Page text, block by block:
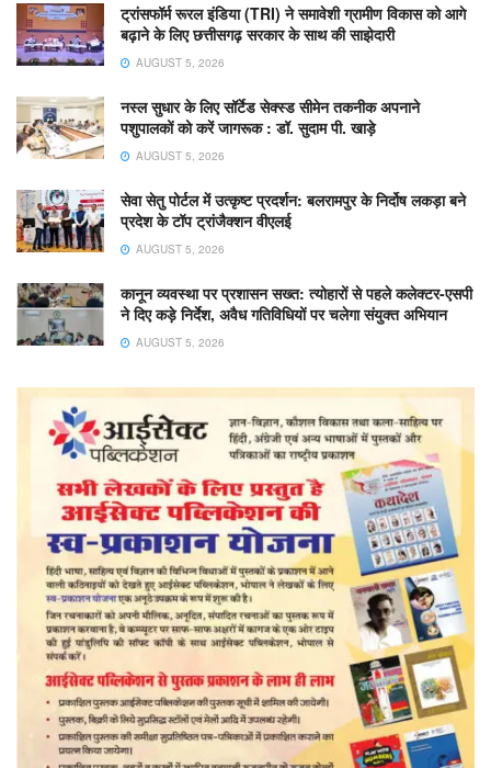
ट्रांसफॉर्म रूरल इंडिया (TRI) ने समावेशी ग्रामीण विकास को आगे
बढ़ाने के लिए छत्तीसगढ़ सरकार के साथ की साझेदारी
AUGUST 5, 2026
नस्ल सुधार के लिए सॉर्टेड सेक्स्ड सीमेन तकनीक अपनाने
पशुपालकों को करें जागरूक : डॉ. सुदाम पी. खाड़े
AUGUST 5, 2026
सेवा सेतु पोर्टल में उत्कृष्ट प्रदर्शन: बलरामपुर के निर्दोष लकड़ा बने
प्रदेश के टॉप ट्रांजैक्शन वीएलई
AUGUST 5, 2026
कानून व्यवस्था पर प्रशासन सख्त: त्योहारों से पहले कलेक्टर-एसपी
ने दिए कड़े निर्देश, अवैध गतिविधियों पर चलेगा संयुक्त अभियान
AUGUST 5, 2026